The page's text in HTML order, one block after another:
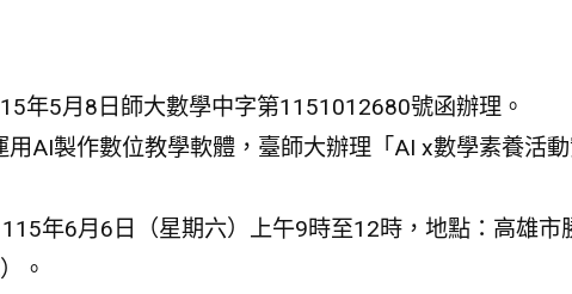
年5月8日師大數學中字第1151012680號函辦理。
用AI製作數位教學軟體，臺師大辦理「AI x數學素養活
年6月6日（星期六）上午9時至12時，地點：高雄市
。